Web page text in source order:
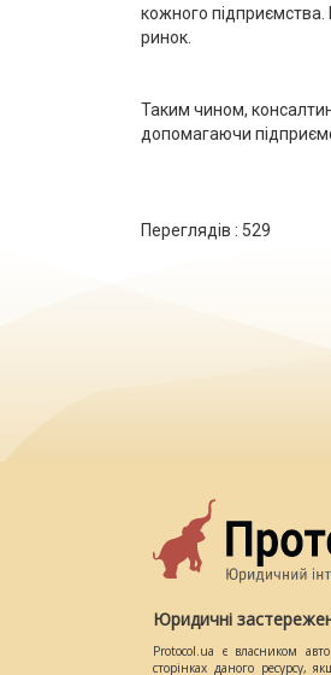
кожного
ринок.
Таким чином,
допомагаючи
Переглядів : 529
Юридичні
Protocol.ua є власником
сторінках даного ресурсу,